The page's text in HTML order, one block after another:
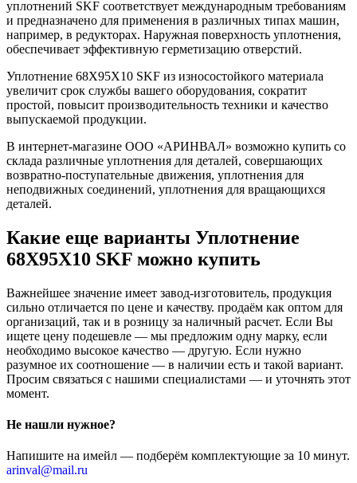
уплотнений SKF соответствует международным требованиям
и предназначено для применения в различных типах машин,
например, в редукторах. Наружная поверхность уплотнения,
обеспечивает эффективную герметизацию отверстий.
Уплотнение 68X95X10 SKF из износостойкого материала
увеличит срок службы вашего оборудования, сократит
простой, повысит производительность техники и качество
выпускаемой продукции.
В интернет-магазине ООО «АРИНВАЛ» возможно купить со
склада различные уплотнения для деталей, совершающих
возвратно-поступательные движения, уплотнения для
неподвижных соединений, уплотнения для вращающихся
деталей.
Какие еще варианты Уплотнение
68X95X10 SKF можно купить
Важнейшее значение имеет завод-изготовитель, продукция
сильно отличается по цене и качеству. продаём как оптом для
организаций, так и в розницу за наличный расчет. Если Вы
ищете цену подешевле — мы предложим одну марку, если
необходимо высокое качество — другую. Если нужно
разумное их соотношение — в наличии есть и такой вариант.
Просим связаться с нашими специалистами — и уточнять этот
момент.
Не нашли нужное?
Напишите на имейл — подберём комплектующие за 10 минут.
arinval@mail.ru